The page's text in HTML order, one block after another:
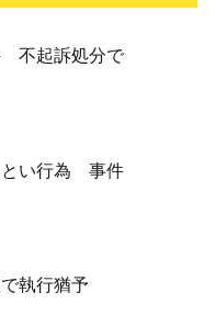
不起訴処分で
とい行為 事件
執行猶予